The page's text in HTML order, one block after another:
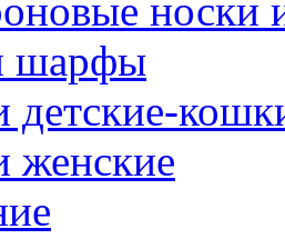
носки
шарфы
детские-
женские